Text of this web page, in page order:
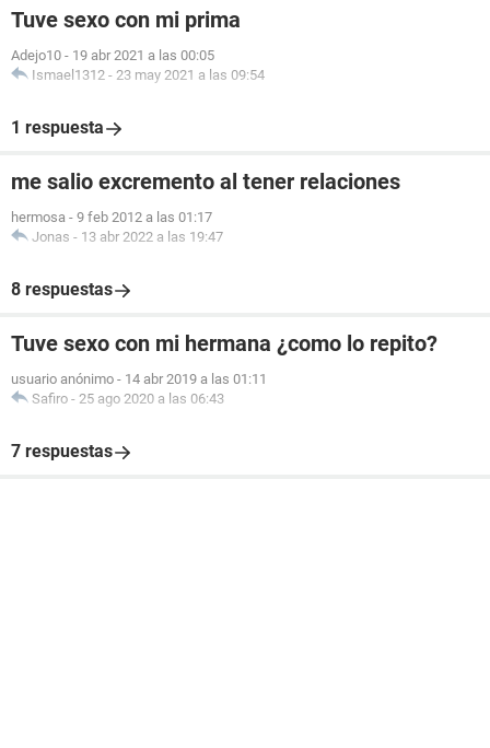
Tuve sexo con mi prima
Adejo10 - 19 abr 2021 a las 00:05
Ismael1312 - 23 may 2021 a las 09:54
1 respuesta
me salio excremento al tener relaciones
hermosa - 9 feb 2012 a las 01:17
Jonas - 13 abr 2022 a las 19:47
8 respuestas
Tuve sexo con mi hermana ¿como lo repito?
usuario anónimo - 14 abr 2019 a las 01:11
Safiro - 25 ago 2020 a las 06:43
7 respuestas